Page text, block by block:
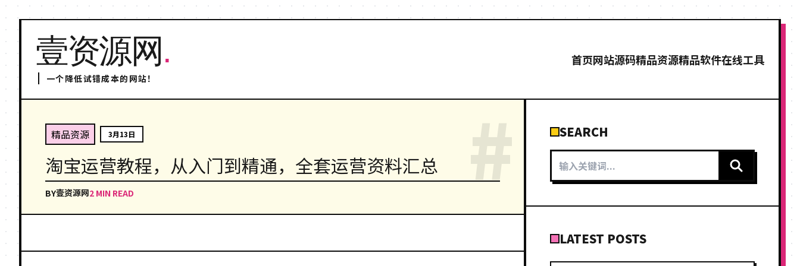
壹资源网.
一个降低试错成本的网站！
首页网站源码精品资源精品软件在线工具
#
精品资源 3月13日
淘宝运营教程，从入门到精通，全套运营资料汇总
BY壹资源网2 MIN READ
SEARCH
LATEST POSTS